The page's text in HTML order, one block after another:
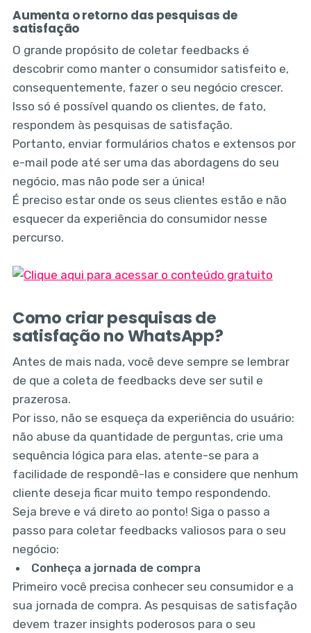
Aumenta o retorno das pesquisas de
satisfação
O grande propósito de coletar feedbacks é
descobrir como manter o consumidor satisfeito e,
consequentemente, fazer o seu negócio crescer.
Isso só é possível quando os clientes, de fato,
respondem às pesquisas de satisfação.
Portanto, enviar formulários chatos e extensos por
e-mail pode até ser uma das abordagens do seu
negócio, mas não pode ser a única!
É preciso estar onde os seus clientes estão e não
esquecer da experiência do consumidor nesse
percurso.
Como criar pesquisas de
satisfação no WhatsApp?
Antes de mais nada, você deve sempre se lembrar
de que a coleta de feedbacks deve ser sutil e
prazerosa.
Por isso, não se esqueça da experiência do usuário:
não abuse da quantidade de perguntas, crie uma
sequência lógica para elas, atente-se para a
facilidade de respondê-las e considere que nenhum
cliente deseja ficar muito tempo respondendo.
Seja breve e vá direto ao ponto! Siga o passo a
passo para coletar feedbacks valiosos para o seu
negócio:
Conheça a jornada de compra
Primeiro você precisa conhecer seu consumidor e a
sua jornada de compra. As pesquisas de satisfação
devem trazer insights poderosos para o seu